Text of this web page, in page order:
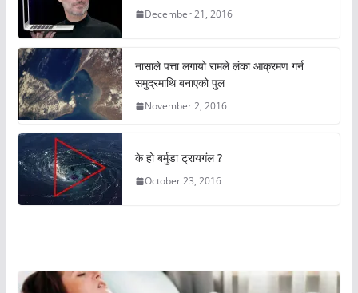
December 21, 2016
नासाले पत्ता लगायो रामले लंका आक्रमण गर्न
समुद्रमाथि बनाएको पुल
November 2, 2016
के हो बर्मुडा ट्रायगंल ?
October 23, 2016